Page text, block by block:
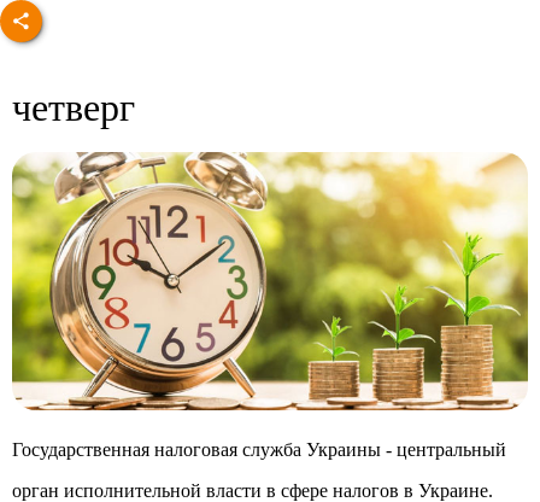
четверг
Государственная налоговая служба Украины - центральный
орган исполнительной власти в сфере налогов в Украине.